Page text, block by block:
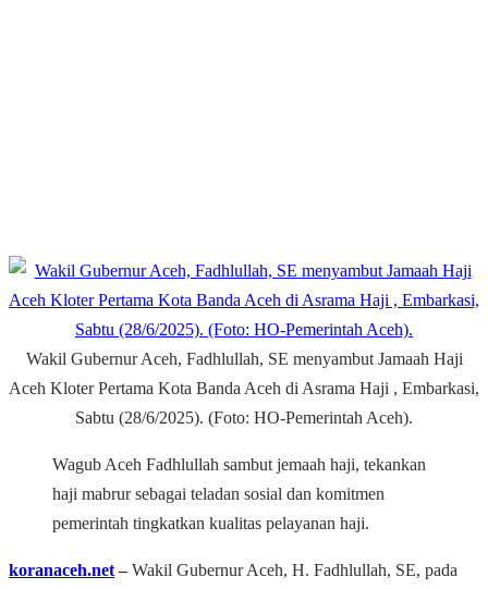
Wakil Gubernur Aceh, Fadhlullah, SE menyambut Jamaah Haji
Aceh Kloter Pertama Kota Banda Aceh di Asrama Haji , Embarkasi,
Sabtu (28/6/2025). (Foto: HO-Pemerintah Aceh).
Wagub Aceh Fadhlullah sambut jemaah haji, tekankan
haji mabrur sebagai teladan sosial dan komitmen
pemerintah tingkatkan kualitas pelayanan haji.
koranaceh.net ‒ Wakil Gubernur Aceh, H. Fadhlullah, SE, pada